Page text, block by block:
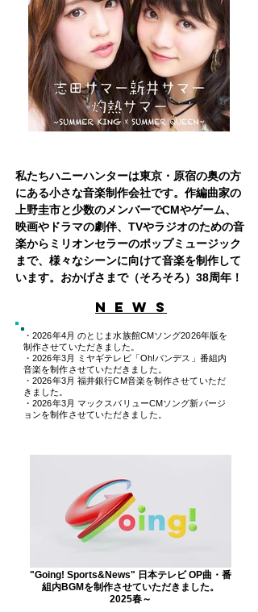
私たちハニーハンターは東京・原宿の奥の方
にある小さな音楽制作会社です。作編曲家の
上野圭市と少数のメンバーでCMやゲーム、
映画やドラマの劇伴、TVやラジオのための音
楽からミリオンセラーのポップミュージック
まで、様々なシーンに向けて音楽を制作して
います。おかげさまで（そろそろ）38周年！
​N E W S
・2026年4月 のとじま水族館CMソング2026年版を
制作させていただきました。
・2026年3月 ミヤギテレビ「Oh!バンデス」番組内
音楽を制作させていただきました。
・2026年3月 福井銀行CM音楽を制作させていただ
きました。
​・2026年3月 マックスバリューCMソング新バージ
ョンを制作させていただきました。
"Going! Sports&News" 日本テレビ OP曲・番
組内BGMを制作させていただきました。
2025春～